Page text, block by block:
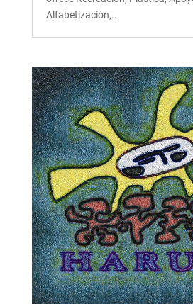
Alfabetización,...